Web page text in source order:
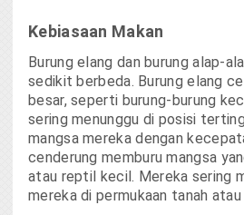
Kebiasaan Makan
Burung elang dan burung alap-
sedikit berbeda. Burung elang
besar, seperti burung-burung
sering menunggu di posisi
mangsa mereka dengan
cenderung memburu mangsa
atau reptil kecil. Mereka sering
mereka di permukaan tanah atau